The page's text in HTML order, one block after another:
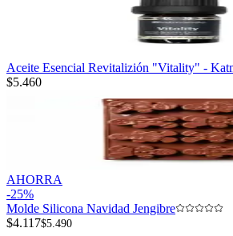
Aceite Esencial Revitalizión "Vitality" -
$5.460
AHORRA
-25%
Molde Silicona Navidad Jengibre
$4.117$5.490